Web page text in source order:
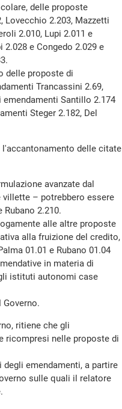
delle proposte
Lovecchio 2.203, Mazzetti
2.010, Lupi 2.011 e
e Congedo 2.029 e
delle proposte di
Trancassini 2.69,
emendamenti Santillo 2.174
Steger 2.182, Del
delle citate
avanzate dal
– potrebbero essere
2.210.
alle altre proposte
alla fruizione del credito,
01.01 e Rubano 01.04
in materia di
istituti autonomi case
ritiene che gli
ricompresi nelle proposte di
emendamenti, a partire
sulle quali il relatore